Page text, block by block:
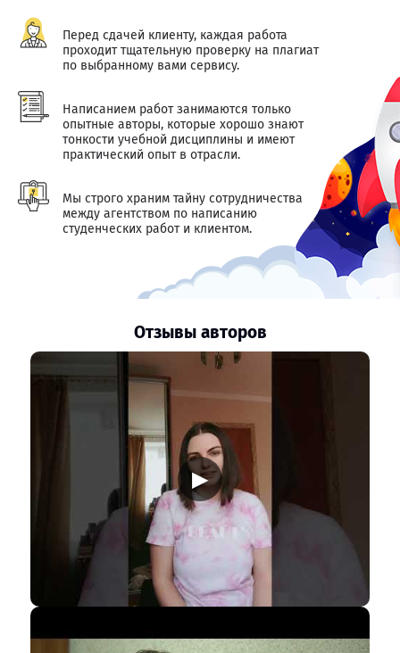
Перед сдачей клиенту, каждая работа
проходит тщательную проверку на плагиат
по выбранному вами сервису.
Написанием работ занимаются только
опытные авторы, которые хорошо знают
тонкости учебной дисциплины и имеют
практический опыт в отрасли.
Мы строго храним тайну сотрудничества
между агентством по написанию
студенческих работ и клиентом.
Отзывы авторов
▶